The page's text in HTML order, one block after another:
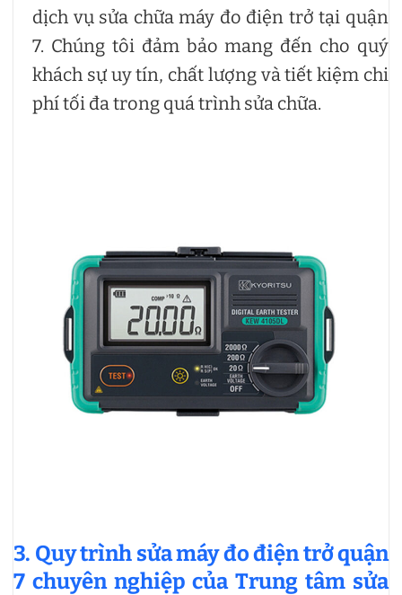
dịch vụ sửa chữa máy đo điện trở tại quận
7. Chúng tôi đảm bảo mang đến cho quý
khách sự uy tín, chất lượng và tiết kiệm chi
phí tối đa trong quá trình sửa chữa.
3. Quy trình sửa máy đo điện trở quận
7 chuyên nghiệp của Trung tâm sửa